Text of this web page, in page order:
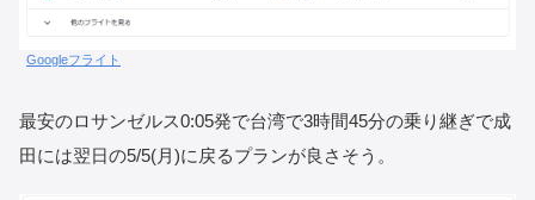
Googleフライト
最安のロサンゼルス0:05発で台湾で3時間45分の乗り継ぎで成
田には翌日の5/5(月)に戻るプランが良さそう。